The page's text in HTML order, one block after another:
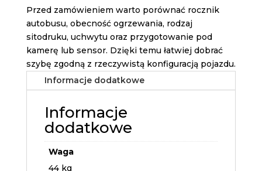
Przed zamówieniem warto porównać rocznik
autobusu, obecność ogrzewania, rodzaj
sitodruku, uchwytu oraz przygotowanie pod
kamerę lub sensor. Dzięki temu łatwiej dobrać
szybę zgodną z rzeczywistą konfiguracją pojazdu.
Informacje dodatkowe
Informacje
dodatkowe
Waga
44 kg